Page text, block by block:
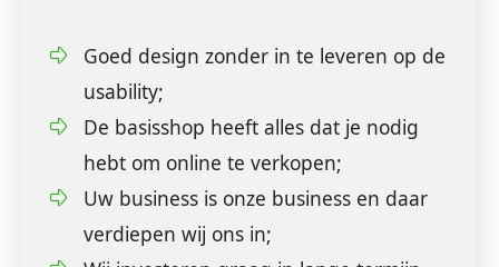
Goed design zonder in te leveren op de
usability;
De basisshop heeft alles dat je nodig
hebt om online te verkopen;
Uw business is onze business en daar
verdiepen wij ons in;